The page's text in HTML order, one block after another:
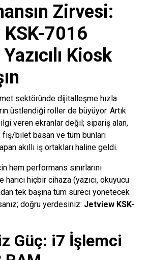
Zirvesi:
7016
Kiosk
sektöründe dijitalleşme hızla
üstlendiği roller de büyüyor. Artık
veren ekranlar değil; sipariş alan,
bilet basan ve tüm bunları
akıllı iş ortakları haline geldi.
hem performans sınırlarını
harici hiçbir cihaza (yazıcı, okuyucu
tek başına tüm süreci yönetecek
doğru yerdesiniz: Jetview KSK-
Güç: i7 İşlemci